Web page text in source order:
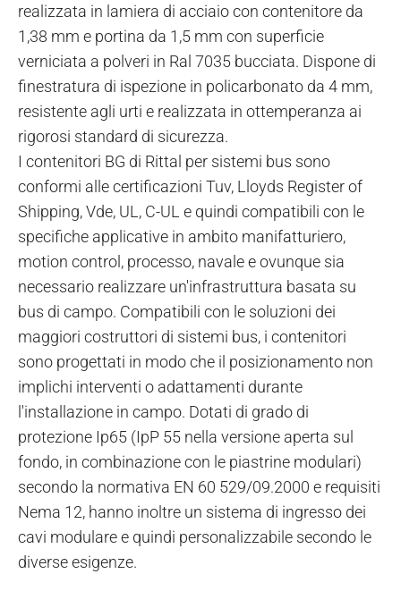
realizzata in lamiera di acciaio con contenitore da
1,38 mm e portina da 1,5 mm con superficie
verniciata a polveri in Ral 7035 bucciata. Dispone di
finestratura di ispezione in policarbonato da 4 mm,
resistente agli urti e realizzata in ottemperanza ai
rigorosi standard di sicurezza.
I contenitori BG di Rittal per sistemi bus sono
conformi alle certificazioni Tuv, Lloyds Register of
Shipping, Vde, UL, C-UL e quindi compatibili con le
specifiche applicative in ambito manifatturiero,
motion control, processo, navale e ovunque sia
necessario realizzare un'infrastruttura basata su
bus di campo. Compatibili con le soluzioni dei
maggiori costruttori di sistemi bus, i contenitori
sono progettati in modo che il posizionamento non
implichi interventi o adattamenti durante
l'installazione in campo. Dotati di grado di
protezione Ip65 (IpP 55 nella versione aperta sul
fondo, in combinazione con le piastrine modulari)
secondo la normativa EN 60 529/09.2000 e requisiti
Nema 12, hanno inoltre un sistema di ingresso dei
cavi modulare e quindi personalizzabile secondo le
diverse esigenze.